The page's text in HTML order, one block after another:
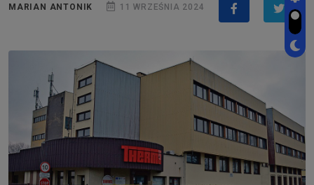
MARIAN ANTONIK 11 WRZEŚNIA 2024